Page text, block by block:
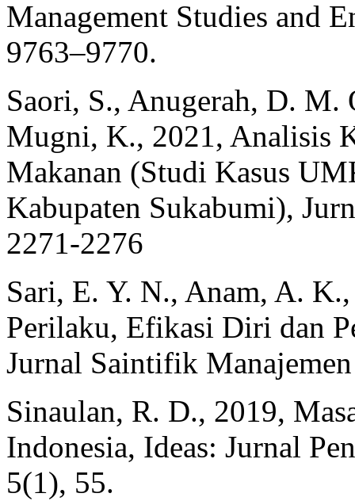
Management Studies and
9763–9770.
Saori, S., Anugerah, D.
Mugni, K., 2021, Analisis
Makanan (Studi Kasus
Kabupaten Sukabumi),
2271-2276
Sari, E. Y. N., Anam, A.
Perilaku, Efikasi Diri dan
Jurnal Saintifik
Sinaulan, R. D., 2019,
Indonesia, Ideas: Jurnal
5(1), 55.